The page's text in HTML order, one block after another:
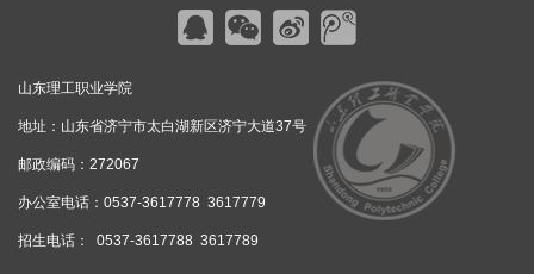
山东理工职业学院
地址：山东省济宁市太白湖新区济宁大道37号
邮政编码：272067
办公室电话：0537-3617778 3617779
招生电话： 0537-3617788 3617789